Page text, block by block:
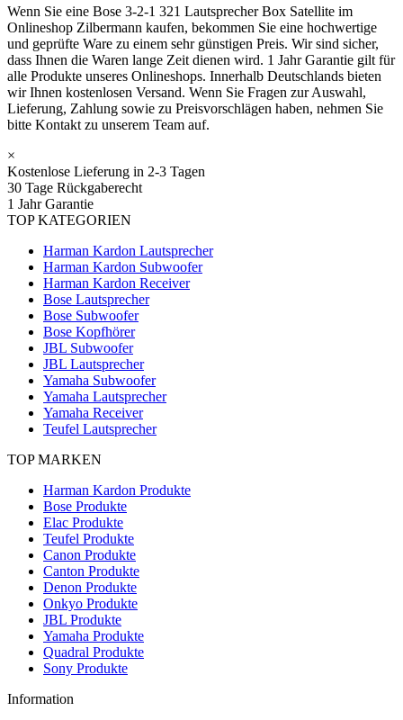
Wenn Sie eine Bose 3-2-1 321 Lautsprecher Box Satellite im
Onlineshop Zilbermann kaufen, bekommen Sie eine hochwertige
und geprüfte Ware zu einem sehr günstigen Preis. Wir sind sicher,
dass Ihnen die Waren lange Zeit dienen wird. 1 Jahr Garantie gilt für
alle Produkte unseres Onlineshops. Innerhalb Deutschlands bieten
wir Ihnen kostenlosen Versand. Wenn Sie Fragen zur Auswahl,
Lieferung, Zahlung sowie zu Preisvorschlägen haben, nehmen Sie
bitte Kontakt zu unserem Team auf.
×
Kostenlose Lieferung in 2-3 Tagen
30 Tage Rückgaberecht
1 Jahr Garantie
TOP KATEGORIEN
Harman Kardon Lautsprecher
Harman Kardon Subwoofer
Harman Kardon Receiver
Bose Lautsprecher
Bose Subwoofer
Bose Kopfhörer
JBL Subwoofer
JBL Lautsprecher
Yamaha Subwoofer
Yamaha Lautsprecher
Yamaha Receiver
Teufel Lautsprecher
TOP MARKEN
Harman Kardon Produkte
Bose Produkte
Elac Produkte
Teufel Produkte
Canon Produkte
Canton Produkte
Denon Produkte
Onkyo Produkte
JBL Produkte
Yamaha Produkte
Quadral Produkte
Sony Produkte
Information